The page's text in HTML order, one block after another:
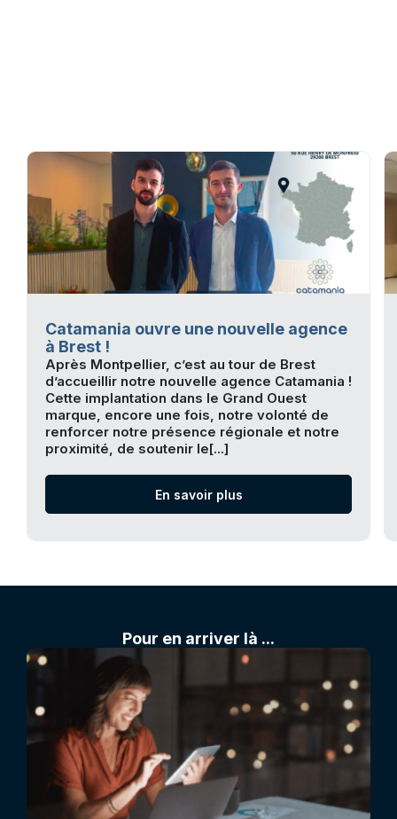
Catamania ouvre une nouvelle agence
à Brest !
Après Montpellier, c’est au tour de Brest
d’accueillir notre nouvelle agence Catamania !
Cette implantation dans le Grand Ouest
marque, encore une fois, notre volonté de
renforcer notre présence régionale et notre
proximité, de soutenir le[...]
En savoir plus
Pour en arriver là ...